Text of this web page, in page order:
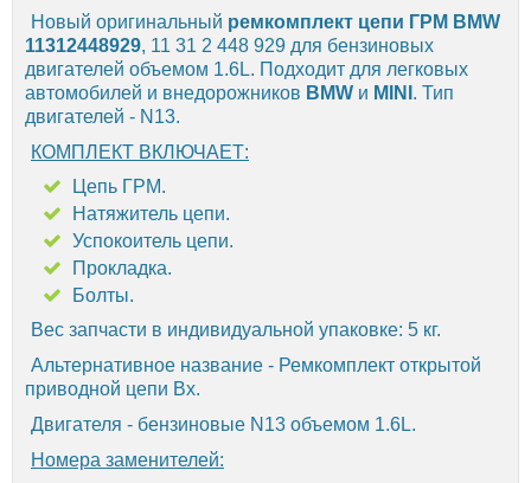
Новый оригинальный ремкомплект цепи ГРМ BMW
11312448929, 11 31 2 448 929 для бензиновых
двигателей объемом 1.6L. Подходит для легковых
автомобилей и внедорожников BMW и MINI . Тип
двигателей - N13.
КОМПЛЕКТ ВКЛЮЧАЕТ:
Цепь ГРМ.
Натяжитель цепи.
Успокоитель цепи.
Прокладка.
Болты.
Вес запчасти в индивидуальной упаковке: 5 кг.
Альтернативное название - Ремкомплект открытой
приводной цепи Вх.
Двигателя - бензиновые N13 объемом 1.6L.
Номера заменителей: